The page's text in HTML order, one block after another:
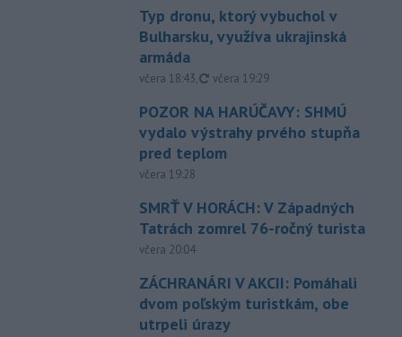
Typ dronu, ktorý vybuchol v
Bulharsku, využíva ukrajinská
armáda
včera 18:43, aktualizované
včera 19:29
POZOR NA HARÚČAVY: SHMÚ
vydalo výstrahy prvého stupňa
pred teplom
včera 19:28
SMRŤ V HORÁCH: V Západných
Tatrách zomrel 76-ročný turista
včera 20:04
ZÁCHRANÁRI V AKCII: Pomáhali
dvom poľským turistkám, obe
utrpeli úrazy